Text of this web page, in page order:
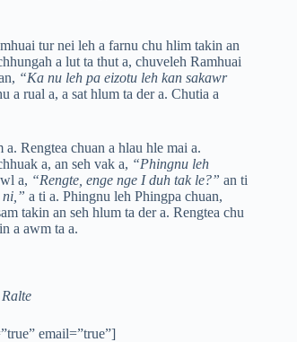
tur nei leh a farnu chu hlim takin an
a lut ta thut a, chuveleh Ramhuai
“Ka nu leh pa eizotu leh kan sakawr
a rual a, a sat hlum ta der a. Chutia a
Rengtea chuan a hlau hle mai a.
a, an seh vak a, “Phingnu leh
a, “Rengte, enge nge I duh tak le?” an ti
ni,” a ti a. Phingnu leh Phingpa chuan,
takin an seh hlum ta der a. Rengtea chu
a awm ta a.
email=”true”]